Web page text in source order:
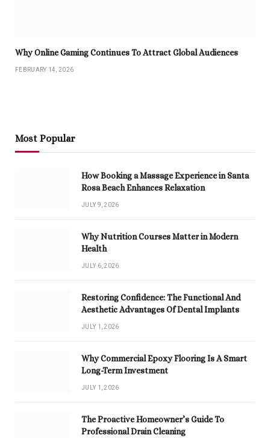
Why Online Gaming Continues To Attract Global Audiences
FEBRUARY 14, 2026
Most Popular
How Booking a Massage Experience in Santa
Rosa Beach Enhances Relaxation
JULY 9, 2026
Why Nutrition Courses Matter in Modern
Health
JULY 6, 2026
Restoring Confidence: The Functional And
Aesthetic Advantages Of Dental Implants
JULY 1, 2026
Why Commercial Epoxy Flooring Is A Smart
Long-Term Investment
JULY 1, 2026
The Proactive Homeowner’s Guide To
Professional Drain Cleaning